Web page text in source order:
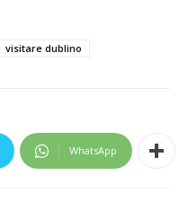
visitare dublino
WhatsApp